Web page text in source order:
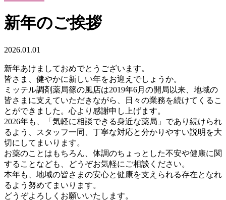
新年のご挨拶
2026.01.01
新年あけましておめでとうございます。
皆さま、健やかに新しい年をお迎えでしょうか。
ミッテル調剤薬局篠の風店は2019年6月の開局以来、地域の
皆さまに支えていただきながら、日々の業務を続けてくるこ
とができました。心より感謝申し上げます。
2026年も、「気軽に相談できる身近な薬局」であり続けられ
るよう、スタッフ一同、丁寧な対応と分かりやすい説明を大
切にしてまいります。
お薬のことはもちろん、体調のちょっとした不安や健康に関
することなども、どうぞお気軽にご相談ください。
本年も、地域の皆さまの安心と健康を支えられる存在となれ
るよう努めてまいります。
どうぞよろしくお願いいたします。